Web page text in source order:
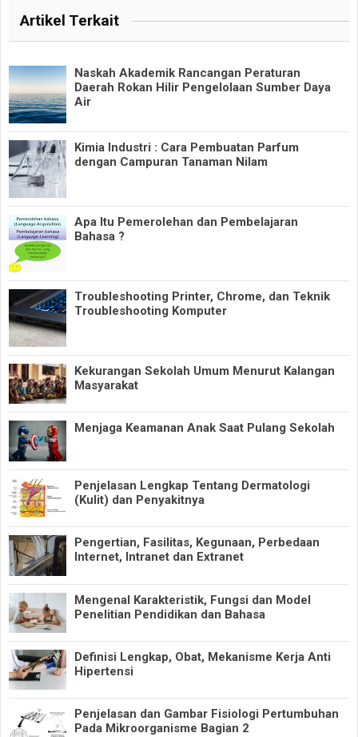
Artikel Terkait
Naskah Akademik Rancangan Peraturan
Daerah Rokan Hilir Pengelolaan Sumber Daya
Air
Kimia Industri : Cara Pembuatan Parfum
dengan Campuran Tanaman Nilam
Apa Itu Pemerolehan dan Pembelajaran
Bahasa ?
Troubleshooting Printer, Chrome, dan Teknik
Troubleshooting Komputer
Kekurangan Sekolah Umum Menurut Kalangan
Masyarakat
Menjaga Keamanan Anak Saat Pulang Sekolah
Penjelasan Lengkap Tentang Dermatologi
(Kulit) dan Penyakitnya
Pengertian, Fasilitas, Kegunaan, Perbedaan
Internet, Intranet dan Extranet
Mengenal Karakteristik, Fungsi dan Model
Penelitian Pendidikan dan Bahasa
Definisi Lengkap, Obat, Mekanisme Kerja Anti
Hipertensi
Penjelasan dan Gambar Fisiologi Pertumbuhan
Pada Mikroorganisme Bagian 2